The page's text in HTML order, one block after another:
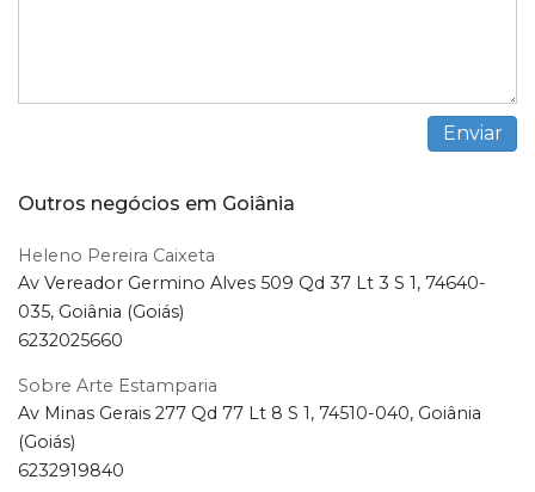
Outros negócios em Goiânia
Heleno Pereira Caixeta
Av Vereador Germino Alves 509 Qd 37 Lt 3 S 1, 74640-
035, Goiânia (Goiás)
6232025660
Sobre Arte Estamparia
Av Minas Gerais 277 Qd 77 Lt 8 S 1, 74510-040, Goiânia
(Goiás)
6232919840